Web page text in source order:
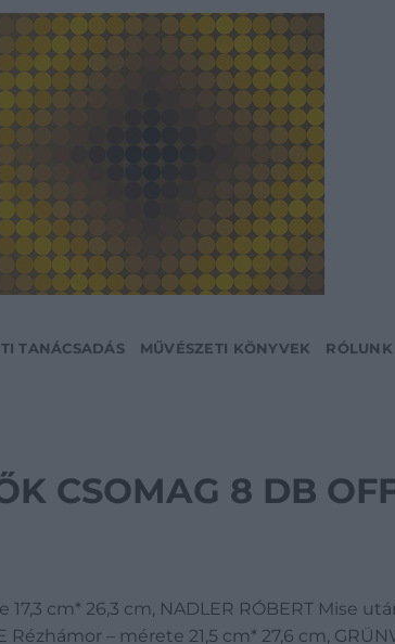
TANÁCSADÁS MŰVÉSZETI KÖNYVEK RÓLUNK
CSOMAG 8 DB
cm* 26,3 cm, NADLER RÓBERT Mise
Rézhámor – mérete 21,5 cm* 27,6 cm,